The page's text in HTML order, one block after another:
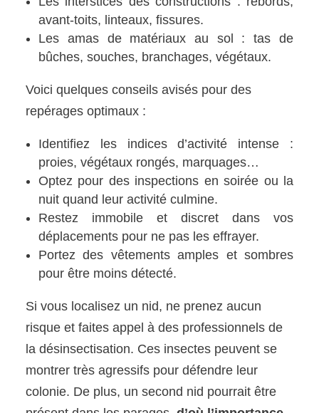
avant-toits, linteaux, fissures.
Les amas de matériaux au sol : tas de
bûches, souches, branchages, végétaux.
Voici quelques conseils avisés pour des
repérages optimaux :
Identifiez les indices d’activité intense :
proies, végétaux rongés, marquages…
Optez pour des inspections en soirée ou la
nuit quand leur activité culmine.
Restez immobile et discret dans vos
déplacements pour ne pas les effrayer.
Portez des vêtements amples et sombres
pour être moins détecté.
Si vous localisez un nid, ne prenez aucun
risque et faites appel à des professionnels de
la désinsectisation. Ces insectes peuvent se
montrer très agressifs pour défendre leur
colonie. De plus, un second nid pourrait être